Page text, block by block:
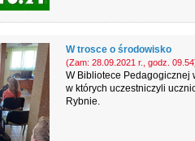
W trosce o środowisko
(Zam: 28.09.2021 r., godz.
W Bibliotece Pedagogicznej
w których uczestniczyli
Rybnie.